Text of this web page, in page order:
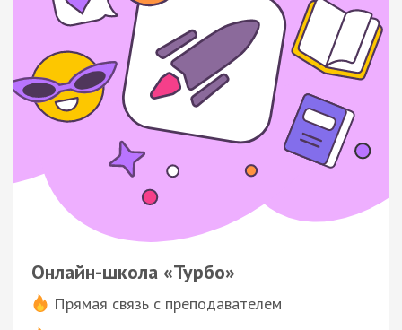
Онлайн-школа «Турбо»
Прямая связь с преподавателем